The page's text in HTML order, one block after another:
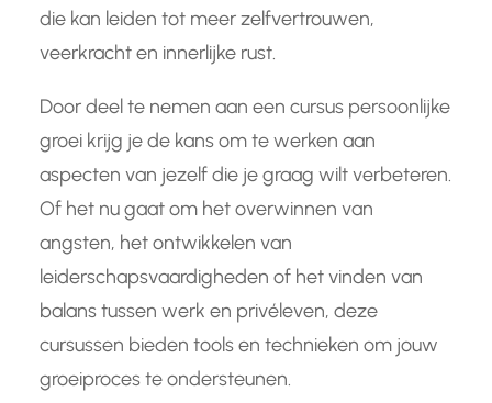
die kan leiden tot meer zelfvertrouwen,
veerkracht en innerlijke rust.
Door deel te nemen aan een cursus persoonlijke
groei krijg je de kans om te werken aan
aspecten van jezelf die je graag wilt verbeteren.
Of het nu gaat om het overwinnen van
angsten, het ontwikkelen van
leiderschapsvaardigheden of het vinden van
balans tussen werk en privéleven, deze
cursussen bieden tools en technieken om jouw
groeiproces te ondersteunen.